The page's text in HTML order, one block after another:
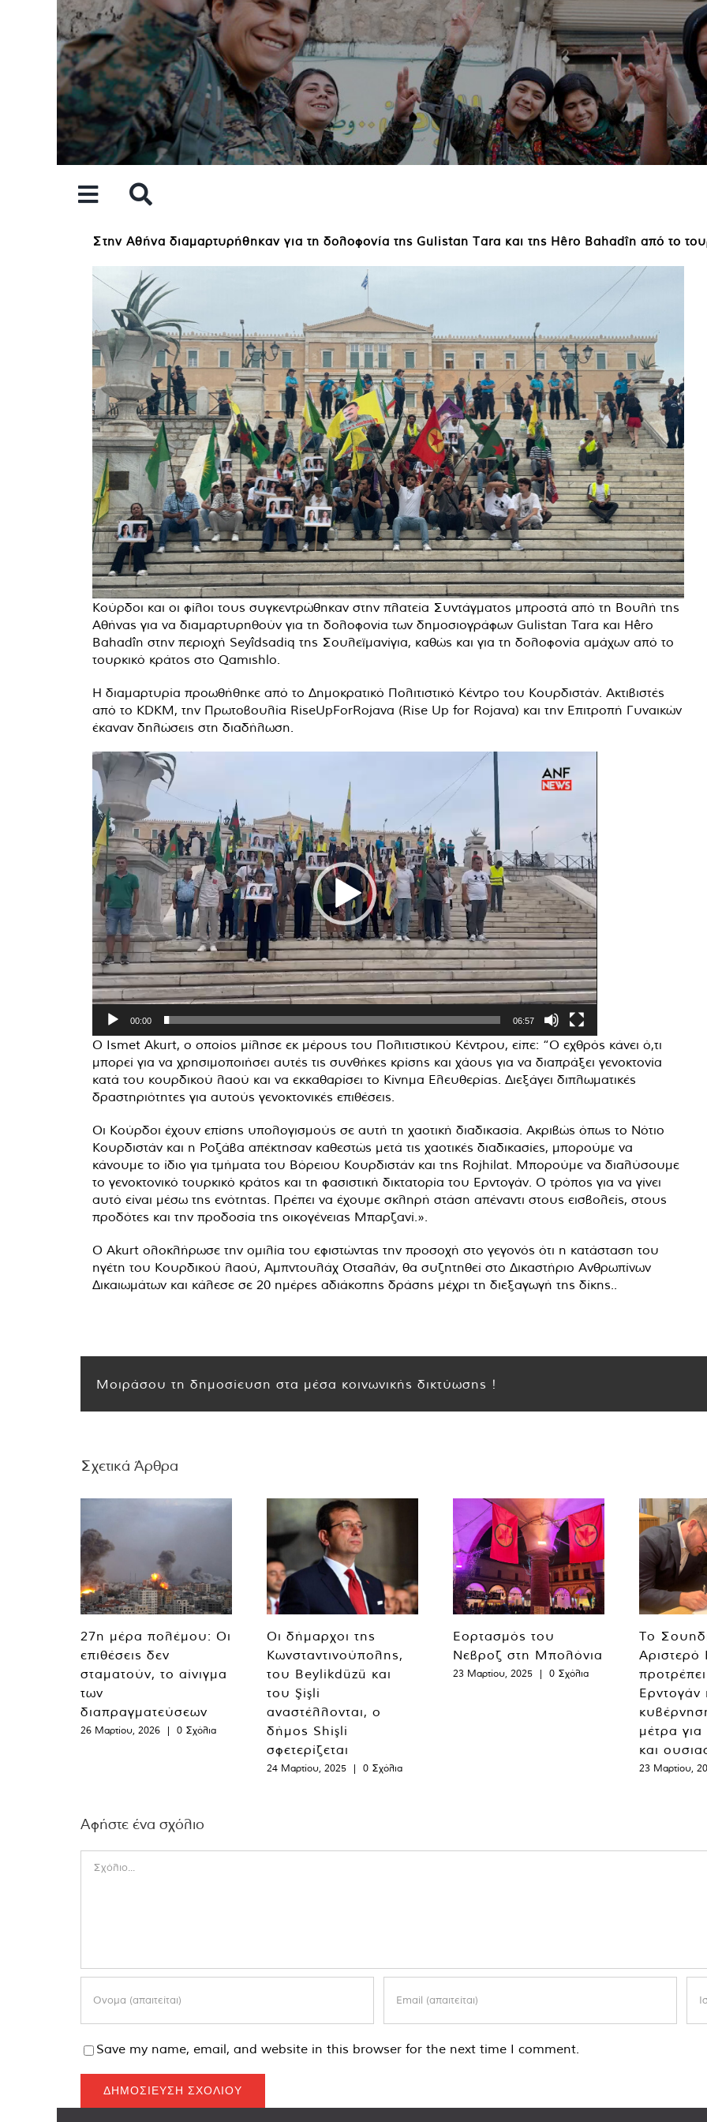
Στην Αθήνα διαμαρτυρήθηκαν για τη δολοφονία της Gulistan Tara και της Hêro Bahadîn από το
Κούρδοι και οι φίλοι τους συγκεντρώθηκαν στην πλατεία Συντάγματος μπροστά από τη Βουλή της
Αθήνας για να διαμαρτυρηθούν για τη δολοφονία των δημοσιογράφων Gulistan Tara και Hêro
Bahadîn στην περιοχή Seyîdsadiq της Σουλεϊμανίγια, καθώς και για τη δολοφονία αμάχων από το
τουρκικό κράτος στο Qamıshlo.
Η διαμαρτυρία προωθήθηκε από το Δημοκρατικό Πολιτιστικό Κέντρο του Κουρδιστάν. Ακτιβιστές
από το KDKM, την Πρωτοβουλία RiseUpForRojava (Rise Up for Rojava) και την Επιτροπή Γυναικών
έκαναν δηλώσεις στη διαδήλωση.
Πρόγραμμα
Αναπαραγωγής
Βίντεο
00:00 06:57
Ο Ismet Akurt, ο οποίος μίλησε εκ μέρους του Πολιτιστικού Κέντρου, είπε: “Ο εχθρός κάνει ό,τι
μπορεί για να χρησιμοποιήσει αυτές τις συνθήκες κρίσης και χάους για να διαπράξει γενοκτονία
κατά του κουρδικού λαού και να εκκαθαρίσει το Κίνημα Ελευθερίας. Διεξάγει διπλωματικές
δραστηριότητες για αυτούς γενοκτονικές επιθέσεις.
Οι Κούρδοι έχουν επίσης υπολογισμούς σε αυτή τη χαοτική διαδικασία. Ακριβώς όπως το Νότιο
Κουρδιστάν και η Ροζάβα απέκτησαν καθεστώς μετά τις χαοτικές διαδικασίες, μπορούμε να
κάνουμε το ίδιο για τμήματα του Βόρειου Κουρδιστάν και της Rojhilat. Μπορούμε να διαλύσουμε
το γενοκτονικό τουρκικό κράτος και τη φασιστική δικτατορία του Ερντογάν. Ο τρόπος για να γίνει
αυτό είναι μέσω της ενότητας. Πρέπει να έχουμε σκληρή στάση απέναντι στους εισβολείς, στους
προδότες και την προδοσία της οικογένειας Μπαρζανί.».
Ο Akurt ολοκλήρωσε την ομιλία του εφιστώντας την προσοχή στο γεγονός ότι η κατάσταση του
ηγέτη του Κουρδικού λαού, Αμπντουλάχ Οτσαλάν, θα συζητηθεί στο Δικαστήριο Ανθρωπίνων
Δικαιωμάτων και κάλεσε σε 20 ημέρες αδιάκοπης δράσης μέχρι τη διεξαγωγή της δίκης..
Μοιράσου τη δημοσίευση στα μέσα κοινωνικής δικτύωσης !
Σχετικά Άρθρα
27η μέρα πολέμου: Οι
επιθέσεις δεν
σταματούν, το αίνιγμα
των
διαπραγματεύσεων
26 Μαρτίου, 2026 | 0 Σχόλια
Οι δήμαρχοι της
Κωνσταντινούπολης,
του Beylikdüzü και
του Şişli
αναστέλλονται, ο
δήμος Shişli
σφετερίζεται
24 Μαρτίου, 2025 | 0 Σχόλια
Εορτασμός του
Νεβροζ στη Μπολόνια
23 Μαρτίου, 2025 | 0 Σχόλια
Το
Αριστερό
Ερντογάν
μέτρα για
και
23 Μαρτίου,
Αφήστε ένα σχόλιο
Save my name, email, and website in this browser for the next time I comment.